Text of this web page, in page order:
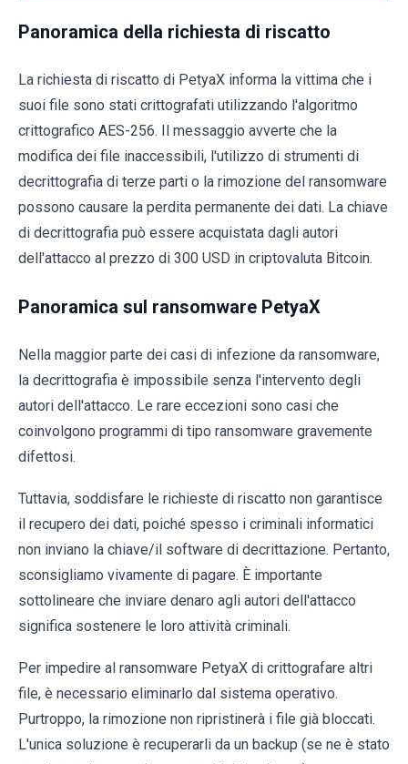
Panoramica della richiesta di riscatto
La richiesta di riscatto di PetyaX informa la vittima che i
suoi file sono stati crittografati utilizzando l'algoritmo
crittografico AES-256. Il messaggio avverte che la
modifica dei file inaccessibili, l'utilizzo di strumenti di
decrittografia di terze parti o la rimozione del ransomware
possono causare la perdita permanente dei dati. La chiave
di decrittografia può essere acquistata dagli autori
dell'attacco al prezzo di 300 USD in criptovaluta Bitcoin.
Panoramica sul ransomware PetyaX
Nella maggior parte dei casi di infezione da ransomware,
la decrittografia è impossibile senza l'intervento degli
autori dell'attacco. Le rare eccezioni sono casi che
coinvolgono programmi di tipo ransomware gravemente
difettosi.
Tuttavia, soddisfare le richieste di riscatto non garantisce
il recupero dei dati, poiché spesso i criminali informatici
non inviano la chiave/il software di decrittazione. Pertanto,
sconsigliamo vivamente di pagare. È importante
sottolineare che inviare denaro agli autori dell'attacco
significa sostenere le loro attività criminali.
Per impedire al ransomware PetyaX di crittografare altri
file, è necessario eliminarlo dal sistema operativo.
Purtroppo, la rimozione non ripristinerà i file già bloccati.
L'unica soluzione è recuperarli da un backup (se ne è stato